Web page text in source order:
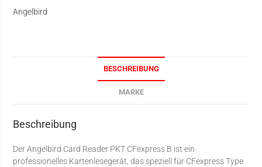
Angelbird
BESCHREIBUNG
MARKE
Beschreibung
Der Angelbird Card Reader PKT CFexpress B ist ein
professionelles Kartenlesegerät, das speziell für CFexpress Type